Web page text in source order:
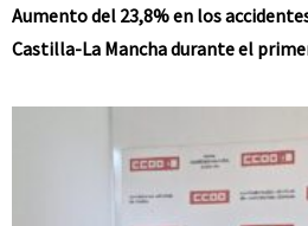
Aumento del 23,8% en los
Castilla-La Mancha durante el